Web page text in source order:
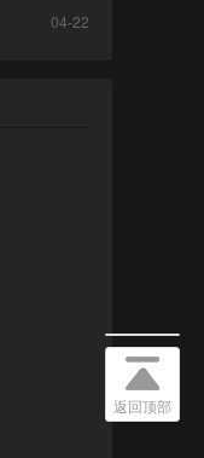
04-22
返回顶部